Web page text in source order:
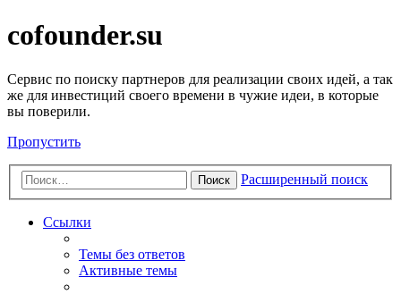
cofounder.su
Сервис по поиску партнеров для реализации своих идей, а так
же для инвестиций своего времени в чужие идеи, в которые
вы поверили.
Пропустить
Поиск Расширенный поиск
Ссылки
Темы без ответов
Активные темы